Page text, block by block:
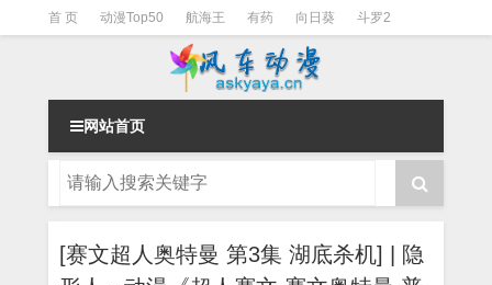
首 页 动漫Top50 航海王 有药 向日葵 斗罗2
一拳超人 柯南 阴阳师
网站首页
[赛文超人奥特曼 第3集 湖底杀机] | 隐